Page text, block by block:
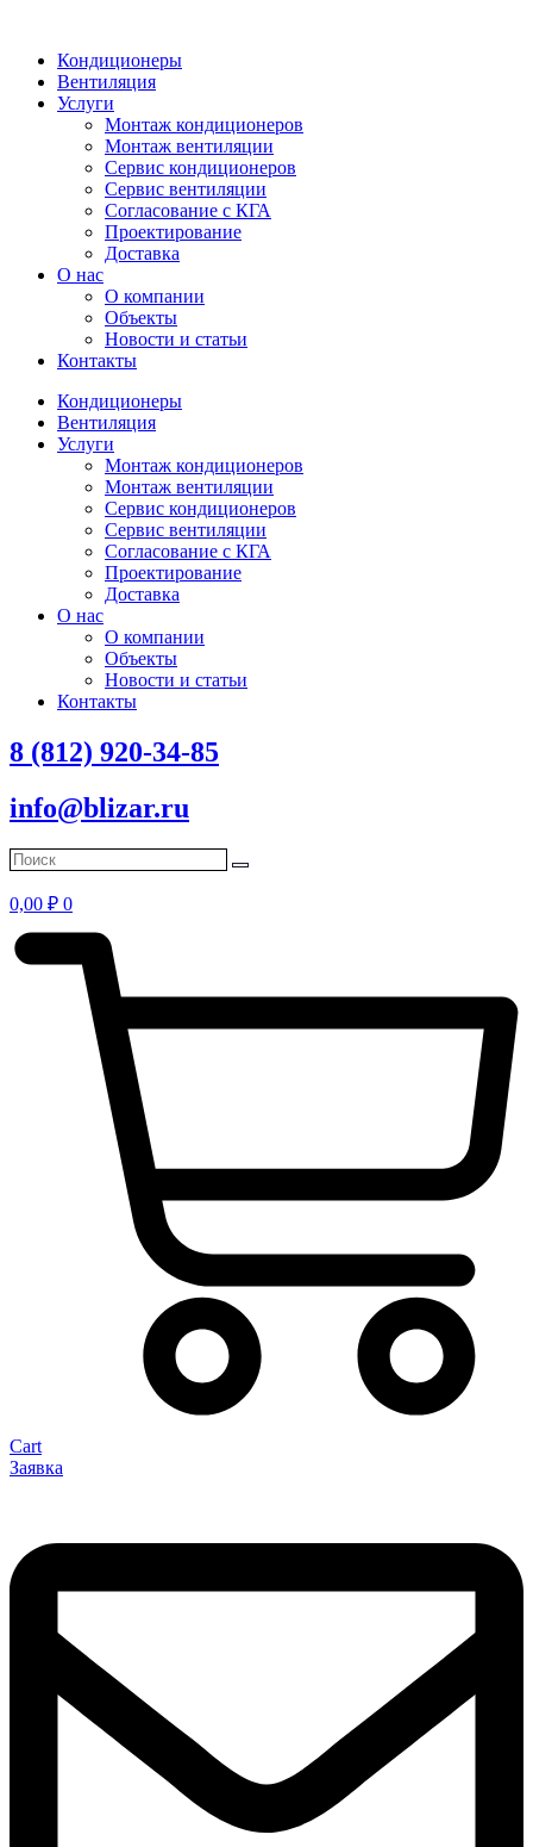
Кондиционеры
Вентиляция
Услуги
Монтаж кондиционеров
Монтаж вентиляции
Сервис кондиционеров
Сервис вентиляции
Согласование с КГА
Проектирование
Доставка
О нас
О компании
Объекты
Новости и статьи
Контакты
Кондиционеры
Вентиляция
Услуги
Монтаж кондиционеров
Монтаж вентиляции
Сервис кондиционеров
Сервис вентиляции
Согласование с КГА
Проектирование
Доставка
О нас
О компании
Объекты
Новости и статьи
Контакты
8 (812) 920-34-85
info@blizar.ru
0,00 ₽ 0
Cart
Заявка